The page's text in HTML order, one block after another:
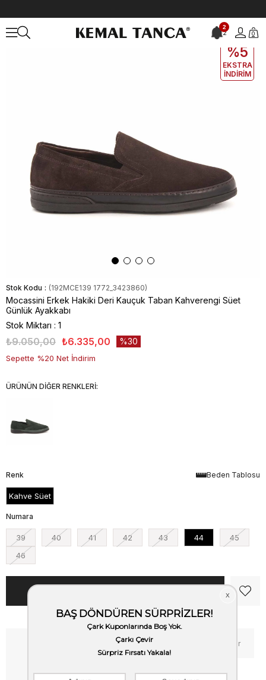
2
2 0
EKLE5
%5
EKSTRA
İNDİRİM
Stok Kodu (192MCE139 1772_3423860)
Mocassini Erkek Hakiki Deri Kauçuk Taban Kahverengi Süet
Günlük Ayakkabı
Stok Miktarı : 1
₺9.050,00 ₺6.335,00 30
Sepette %20 Net İndirim
ÜRÜNÜN DİĞER RENKLERİ:
Beden Tablosu
Renk
Kahve Süet
Numara
39 40 41 42 43 44
45
46
Fiyat Düşünce Haber Ver
Kargo Bedava